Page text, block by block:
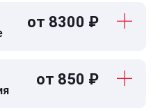
от 8300 ₽
от 850 ₽